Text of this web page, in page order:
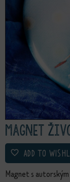
Magnet
ADD TO
Magnet s